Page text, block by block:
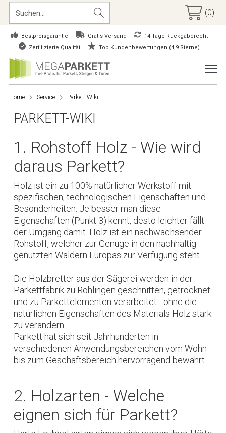
(0)
Bestpreisgarantie Gratis Versand
14 Tage Rückgaberecht
Zertifizierte Qualität
Top Kundenbewertungen (4,9 Sterne)
Home Service Parkett-Wiki
PARKETT-WIKI
1. Rohstoff Holz - Wie wird
daraus Parkett?
Holz ist ein zu 100% natürlicher Werkstoff mit
spezifischen, technologischen Eigenschaften und
Besonderheiten. Je besser man diese
Eigenschaften (Punkt 3) kennt, desto leichter fällt
der Umgang damit. Holz ist ein nachwachsender
Rohstoff, welcher zur Genüge in den nachhaltig
genutzten Wäldern Europas zur Verfügung steht.
Die Holzbretter aus der Sägerei werden in der
Parkettfabrik zu Rohlingen geschnitten, getrocknet
und zu Parkettelementen verarbeitet - ohne die
natürlichen Eigenschaften des Materials Holz stark
zu verändern.
Parkett hat sich seit Jahrhunderten in
verschiedenen Anwendungsbereichen vom Wohn-
bis zum Geschäftsbereich hervorragend bewährt.
2. Holzarten - Welche
eignen sich für Parkett?